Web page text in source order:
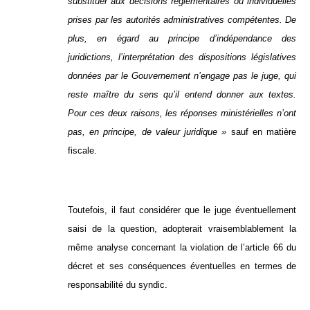
prises par les autorités administratives compétentes. De
plus, en égard au principe d’indépendance des
juridictions, l’interprétation des dispositions législatives
données par le Gouvernement n’engage pas le juge, qui
reste maître du sens qu’il entend donner aux textes.
Pour ces deux raisons, les réponses ministérielles n’ont
pas, en principe, de valeur juridique » sauf en matière
fiscale.
Toutefois, il faut considérer que le juge éventuellement
saisi de la question, adopterait vraisemblablement la
même analyse concernant la violation de l’article 66 du
décret et ses conséquences éventuelles en termes de
responsabilité du syndic.